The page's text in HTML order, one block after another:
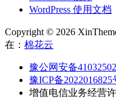
WordPress 使用文档
Copyright © 2026
在： 棉花云
豫公网安备
豫ICP备2022016825
增值电信业务经营